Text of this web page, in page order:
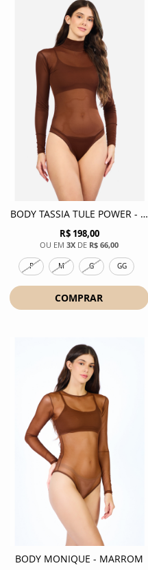
BODY TASSIA TULE POWER - CHOCOLATE
R$ 198,00
3X DE R$ 66,00
P M G GG
COMPRAR
BODY MONIQUE - MARROM